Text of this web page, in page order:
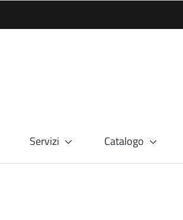
Servizi Catalogo